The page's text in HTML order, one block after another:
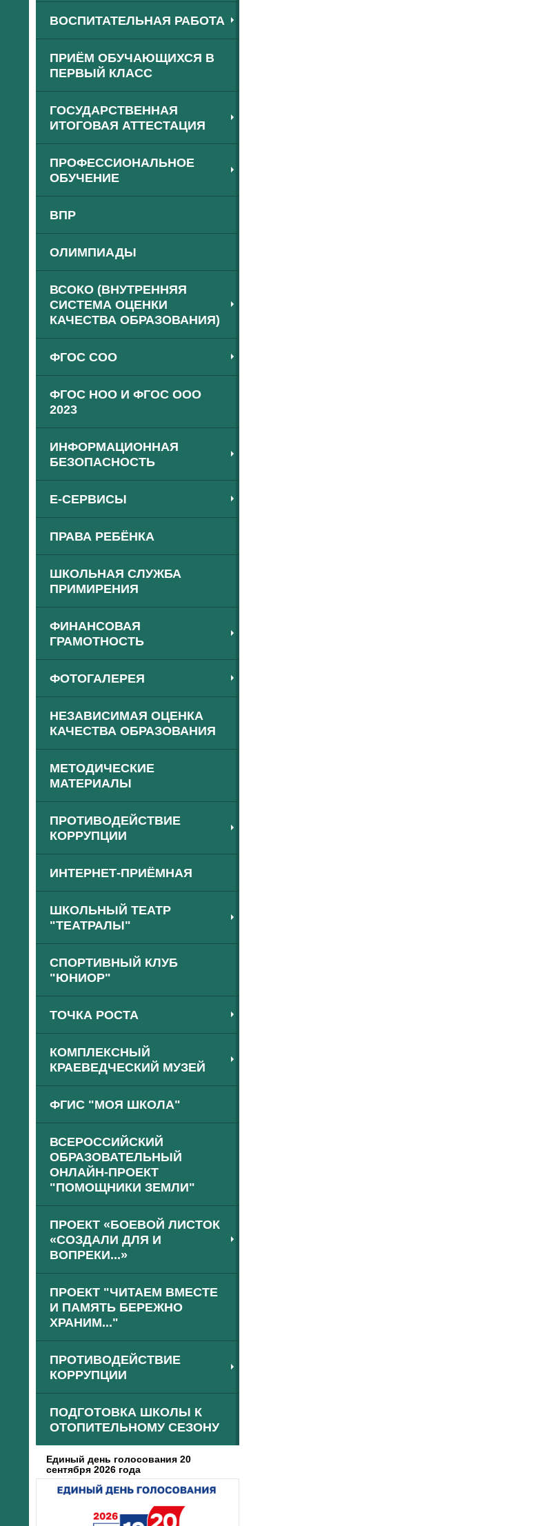
ВОСПИТАТЕЛЬНАЯ РАБОТА
ПРИЁМ ОБУЧАЮЩИХСЯ В
ПЕРВЫЙ КЛАСС
ГОСУДАРСТВЕННАЯ
ИТОГОВАЯ АТТЕСТАЦИЯ
ПРОФЕССИОНАЛЬНОЕ
ОБУЧЕНИЕ
ВПР
ОЛИМПИАДЫ
ВСОКО (ВНУТРЕННЯЯ
СИСТЕМА ОЦЕНКИ
КАЧЕСТВА ОБРАЗОВАНИЯ)
ФГОС СОО
ФГОС НОО И ФГОС ООО
2023
ИНФОРМАЦИОННАЯ
БЕЗОПАСНОСТЬ
Е-СЕРВИСЫ
ПРАВА РЕБЁНКА
ШКОЛЬНАЯ СЛУЖБА
ПРИМИРЕНИЯ
ФИНАНСОВАЯ
ГРАМОТНОСТЬ
ФОТОГАЛЕРЕЯ
НЕЗАВИСИМАЯ ОЦЕНКА
КАЧЕСТВА ОБРАЗОВАНИЯ
МЕТОДИЧЕСКИЕ
МАТЕРИАЛЫ
ПРОТИВОДЕЙСТВИЕ
КОРРУПЦИИ
ИНТЕРНЕТ-ПРИЁМНАЯ
ШКОЛЬНЫЙ ТЕАТР
"ТЕАТРАЛЫ"
СПОРТИВНЫЙ КЛУБ
"ЮНИОР"
ТОЧКА РОСТА
КОМПЛЕКСНЫЙ
КРАЕВЕДЧЕСКИЙ МУЗЕЙ
ФГИС "МОЯ ШКОЛА"
ВСЕРОССИЙСКИЙ
ОБРАЗОВАТЕЛЬНЫЙ
ОНЛАЙН-ПРОЕКТ
"ПОМОЩНИКИ ЗЕМЛИ"
ПРОЕКТ «БОЕВОЙ ЛИСТОК
«СОЗДАЛИ ДЛЯ И
ВОПРЕКИ...»
ПРОЕКТ "ЧИТАЕМ ВМЕСТЕ
И ПАМЯТЬ БЕРЕЖНО
ХРАНИМ..."
ПРОТИВОДЕЙСТВИЕ
КОРРУПЦИИ
ПОДГОТОВКА ШКОЛЫ К
ОТОПИТЕЛЬНОМУ СЕЗОНУ
Единый день голосования 20
сентября 2026 года